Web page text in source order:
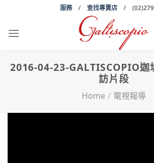
content
服務/ 查找專賣店 /
2016-04-23-GALTISCOPIO迦
訪片段
Home / 電視報導